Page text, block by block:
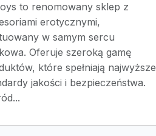
to renomowany sklep z
erotycznymi,
w samym sercu
Oferuje szeroką gamę
które spełniają najwyższe
jakości i bezpieczeństwa.